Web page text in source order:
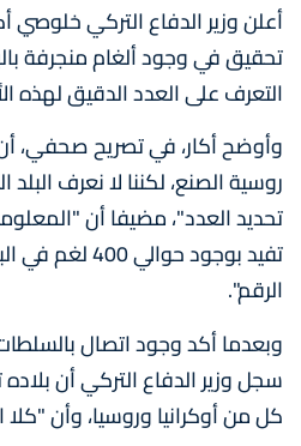
أعلن وزير الدفاع التركي خلوصي
تحقيق في وجود ألغام منجرفة
التعرف على العدد الدقيق لهذه
وأوضح أكار، في تصريح صحفي، أن
روسية الصنع، لكننا لا نعرف البلد
تحديد العدد"، مضيفا أن
تفيد بوجود
الرقم".
وبعدما أكد وجود اتصال بالسلطات
سجل وزير الدفاع التركي أن
كل من أوكرانيا وروسيا، وأن "كلا